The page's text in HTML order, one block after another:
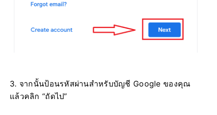
3. จากนั้นป้อนรหัสผ่านสำหรับบัญชี Google ของคุณ
แล้วคลิก “ถัดไป”